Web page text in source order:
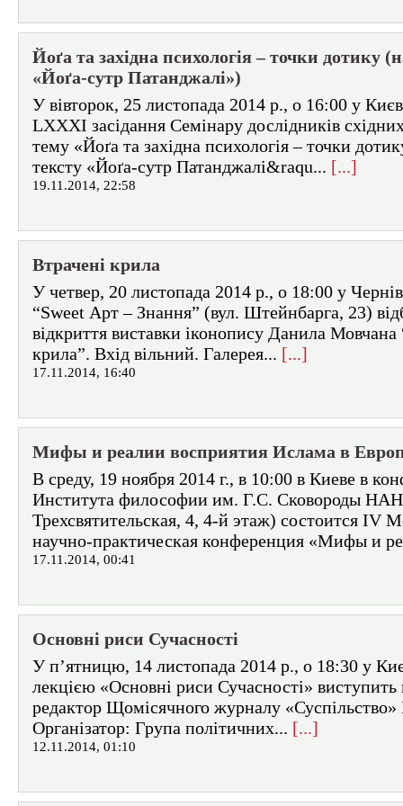
Йоґа та західна психологія – точки дотику
«Йоґа-сутр Патанджалі»)
У вівторок, 25 листопада 2014 р., о 16:00 у
LXXХІ засідання Семінару дослідників
тему «Йоґа та західна психологія – точки
тексту «Йоґа-сутр Патанджалі&raqu... [...]
19.11.2014, 22:58
Втрачені крила
У четвер, 20 листопада 2014 р., о 18:00 у
“Sweet Арт – Знання” (вул. Штейнбарга, 23)
відкриття виставки іконопису Данила Мовчана
крила”. Вхід вільний. Галерея... [...]
17.11.2014, 16:40
Мифы и реалии восприятия Ислама в
В среду, 19 ноября 2014 г., в 10:00 в Киеве в
Института философии им. Г.С. Сковороды
Трехсвятительская, 4, 4-й этаж) состоится IV
научно-практическая конференция «Мифы и
17.11.2014, 00:41
Основні риси Сучасності
У п’ятницю, 14 листопада 2014 р., о 18:30 у
лекцією «Основні риси Сучасності» виступить
редактор Щомісячного журналу
Організатор: Група політичних... [...]
12.11.2014, 01:10